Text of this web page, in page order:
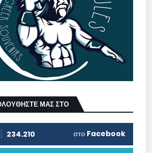
ΜΑΣ ΣΤΟ
234.210 στο Facebook